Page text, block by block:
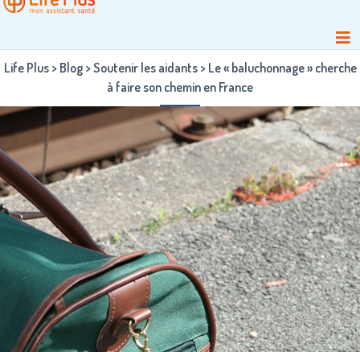
Life Plus> Blog>Soutenir les aidants> Le « baluchonnage » cherche
à faire son chemin en France